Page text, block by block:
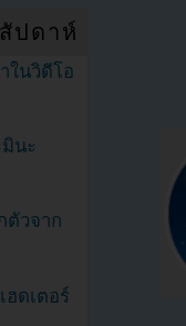
ปดาห์
ในวิดีโอ
นะ
ตัวจาก
ดเตอร์